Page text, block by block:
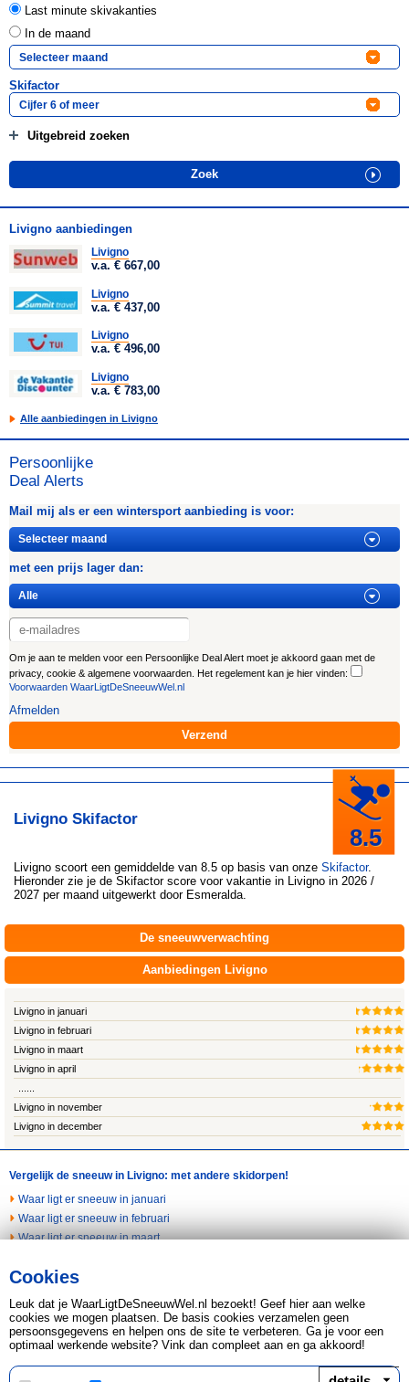
Livigno Skifactor
8.5
Livigno scoort een gemiddelde van 8.5 op basis van onze Skifactor.
Hieronder zie je de Skifactor score voor vakantie in Livigno in 2026 /
2027 per maand uitgewerkt door Esmeralda.
De sneeuwverwachting
Aanbiedingen Livigno
Livigno in januari
Livigno in februari
Livigno in maart
Livigno in april
Livigno in november
Livigno in december
Vergelijk de sneeuw in Livigno: met andere skidorpen!
Waar ligt er sneeuw in januari
Waar ligt er sneeuw in februari
Waar ligt er sneeuw in maart
Waar ligt er sneeuw in november
Last minute naar de sneeuw
Last minute skivakanties
In de maand
Skifactor
Uitgebreid zoeken
Livigno aanbiedingen
Livigno
v.a. € 667,00
Livigno
v.a. € 437,00
Livigno
v.a. € 496,00
Livigno
v.a. € 783,00
Alle aanbiedingen in Livigno
Persoonlijke
Deal Alerts
Mail mij als er een wintersport aanbieding is voor:
met een prijs lager dan:
Om je aan te melden voor een Persoonlijke Deal Alert moet je akkoord gaan met de
privacy, cookie & algemene voorwaarden. Het regelement kan je hier vinden:
Voorwaarden WaarLigtDeSneeuwWel.nl
Afmelden
Cookies
Leuk dat je WaarLigtDeSneeuwWel.nl bezoekt! Geef hier aan welke
cookies we mogen plaatsen. De basis cookies verzamelen geen
persoonsgegevens en helpen ons de site te verbeteren. Ga je voor een
optimaal werkende website? Vink dan compleet aan en ga akkoord!